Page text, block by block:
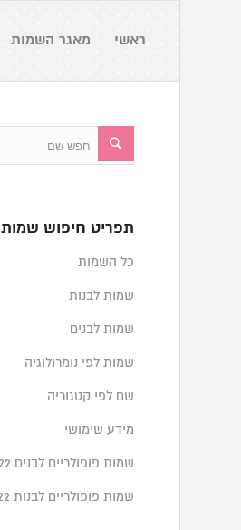
ראשי מאגר השמות
תפריט חיפוש שמות
כל השמות
שמות לבנות
שמות לבנים
שמות לפי נומרולוגיה
שם לפי קטגוריה
מידע שימושי
שמות פופולריים לבנים 2022
שמות פופולריים לבנות 2022